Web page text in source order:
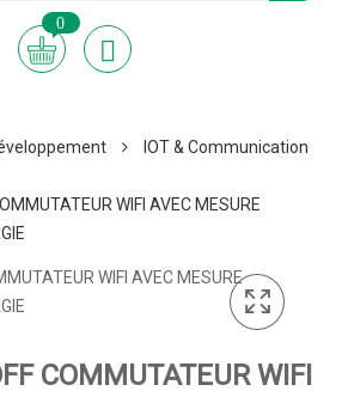
0
IOT & Communication
WIFI AVEC MESURE
COMMUTATEUR WIFI